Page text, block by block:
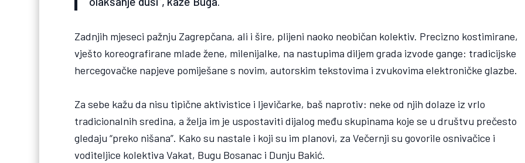
Zadnjih mjeseci pažnju Zagrepčana, ali i šire, plijeni naoko neobičan kolektiv. Precizno kostimirane,
vješto koreografirane mlade žene, milenijalke, na nastupima diljem grada izvode gange: tradicijske
hercegovačke napjeve pomiješane s novim, autorskim tekstovima i zvukovima elektroničke glazbe.
Za sebe kažu da nisu tipične aktivistice i ljevičarke, baš naprotiv: neke od njih dolaze iz vrlo
tradicionalnih sredina, a želja im je uspostaviti dijalog među skupinama koje se u društvu prečesto
gledaju “preko nišana”. Kako su nastale i koji su im planovi, za Večernji su govorile osnivačice i
voditeljice kolektiva Vakat, Bugu Bosanac i Dunju Bakić.